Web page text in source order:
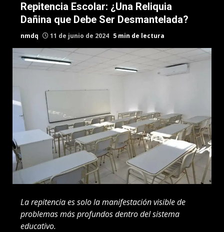
Repitencia Escolar: ¿Una Reliquia
Dañina que Debe Ser Desmantelada?
nmdq 11 de junio de 2024 5 min de lectura
La repitencia es solo la manifestación visible de
problemas más profundos dentro del sistema
educativo.